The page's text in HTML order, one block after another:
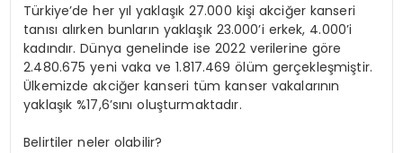
Türkiye’de her yıl yaklaşık 27.000 kişi akciğer kanseri
tanısı alırken bunların yaklaşık 23.000’i erkek, 4.000’i
kadındır. Dünya genelinde ise 2022 verilerine göre
2.480.675 yeni vaka ve 1.817.469 ölüm gerçekleşmiştir.
Ülkemizde akciğer kanseri tüm kanser vakalarının
yaklaşık %17,6’sını oluşturmaktadır.
Belirtiler neler olabilir?